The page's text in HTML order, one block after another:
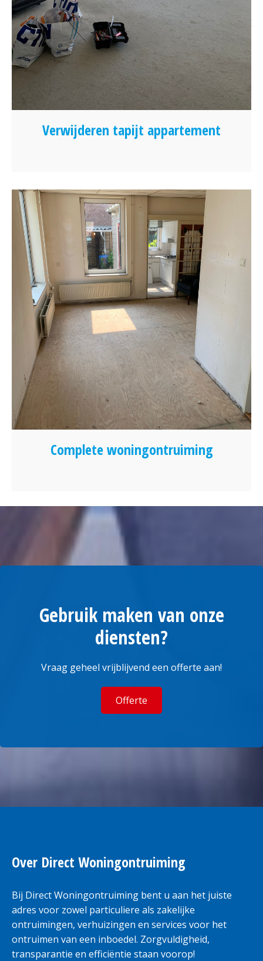
Verwijderen tapijt appartement
Complete woningontruiming
Gebruik maken van onze
diensten?
Vraag geheel vrijblijvend een offerte aan!
Offerte
Over Direct Woningontruiming
Bij Direct Woningontruiming bent u aan het juiste
adres voor zowel particuliere als zakelijke
ontruimingen, verhuizingen en services voor het
ontruimen van een inboedel. Zorgvuldigheid,
transparantie en efficiëntie staan voorop!